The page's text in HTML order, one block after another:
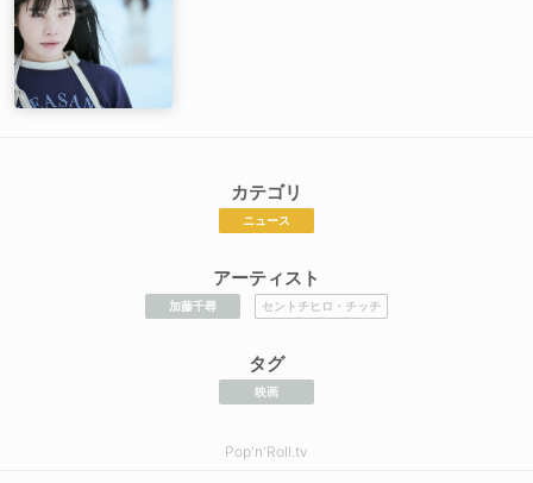
カテゴリ
ニュース
アーティスト
加藤千尋 セントチヒロ・チッチ
タグ
映画
Pop'n'Roll.tv